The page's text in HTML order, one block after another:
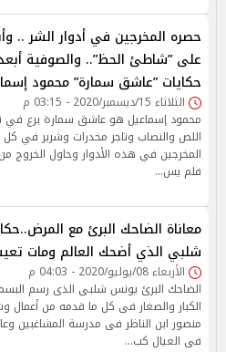
حصره المخرجين في أدوار الشر ..
على ”شاطئ الحظ”.. والصوفية
حكايات ”عاشق سمارة” محمود
الثلاثاء 15/ديسمبر/2020 - 03:15 م
محمود إسماعيل هو عاشق سمارة برع
اللص والنصاب وتاجر مخدرات وشرير في كل
المخرجين في هذه الأدوار وحاول الخروج
فلم يس…
معاناة الضاحك البرئ مع
شلبي الذي أضحك العالم ومات
الأربعاء 08/يوليو/2020 - 04:03 م
الضاحك البرئ يونس شلبى الذى رسم
الكبار والصغار فى كل ما قدمه من
منصور ابن الناظر فى مدرسة المشاغبين
فى العيال كب…